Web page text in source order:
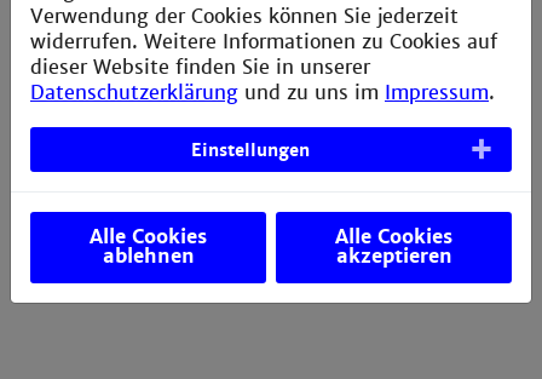
Phantomspeisung eines Mikrofonvorverstärkers
versorgt. Modulierte Lichtsignale zwischen 4Hz und
40kHz können so preisgünstig mit hoher Qualität
über Audio-Hardware verstärkt und erfasst werden
(optimiert für 96kHz Abtastrate). Der mit der SI-
Photodiode erfasste Photostrom wird mit dem festen
V/A verstärkt und anschließend mit
Audiosignale überführt. Durch den voll differentiellen
Aufbau ist der Detektor sehr störfest und kann mit
XLR-Verlängerungen bis 100m eingesetzt werden.
Verwendung der Cookies können Sie jederzeit
widerrufen. Weitere Informationen zu Cookies auf
dieser Website finden Sie in unserer
Datenschutzerklärung und zu uns im Impressum.
Einstellungen
Alle Cookies
ablehnen
Alle Cookies
akzeptieren